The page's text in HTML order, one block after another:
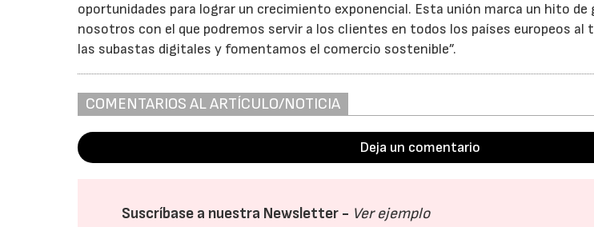
oportunidades para lograr un crecimiento exponencial. Esta unión marca un hito de
nosotros con el que podremos servir a los clientes en todos los países europeos al
las subastas digitales y fomentamos el comercio sostenible”.
COMENTARIOS AL ARTÍCULO/NOTICIA
Deja un comentario
Suscríbase a nuestra Newsletter - Ver ejemplo
28/07/2026